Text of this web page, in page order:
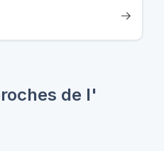
de l'